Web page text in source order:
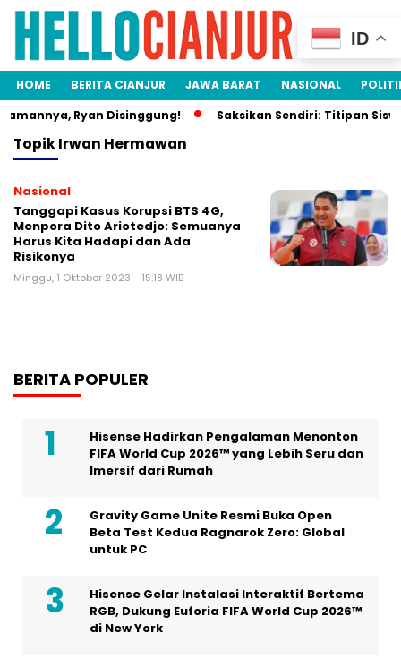
HOME BERITA CIANJUR JAWA BARAT NASIONAL
Ryan Disinggung!
Saksikan Sendiri: Titipan
TopikIrwan Hermawan
Nasional
Tanggapi Kasus Korupsi BTS 4G,
Menpora Dito Ariotedjo: Semuanya
Harus Kita Hadapi dan Ada
Risikonya
Minggu, 1 Oktober 2023 - 15:18 WIB
BERITA POPULER
Hisense Hadirkan Pengalaman Menonton
FIFA World Cup 2026™ yang Lebih Seru dan
Imersif dari Rumah
Gravity Game Unite Resmi Buka Open
Beta Test Kedua Ragnarok Zero: Global
untuk PC
Hisense Gelar Instalasi Interaktif Bertema
RGB, Dukung Euforia FIFA World Cup 2026™
di New York
ID